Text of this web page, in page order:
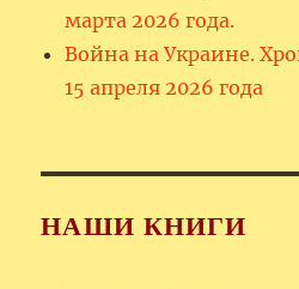
марта 2026 года.
Война на Украине.
15 апреля 2026 года
НАШИ КНИГИ